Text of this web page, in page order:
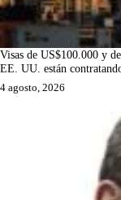
Visas de US$100.000 y
EE. UU. están
4 agosto, 2026